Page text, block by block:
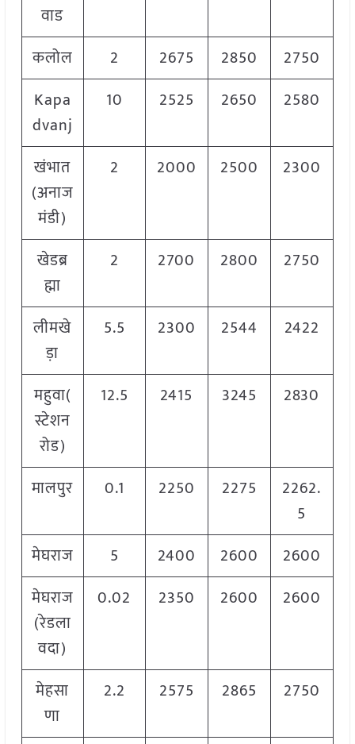
वाड
कलोल 2 2675 2850
2750
Kapa
dvanj
10 2525 2650 2580
खंभात
(अनाज
मंडी)
2 2000 2500 2300
खेडब्र
ह्मा
2 2700 2800 2750
लीमखे
ड़ा
5.5 2300 2544 2422
महुवा(
स्टेशन
रोड)
12.5 2415 3245 2830
मालपुर 0.1 2250 2275
2262.
5
मेघराज
5 2400 2600
2600
मेघराज
(रेडला
वदा)
0.02 2350 2600 2600
मेहसा
णा
2.2 2575 2865 2750